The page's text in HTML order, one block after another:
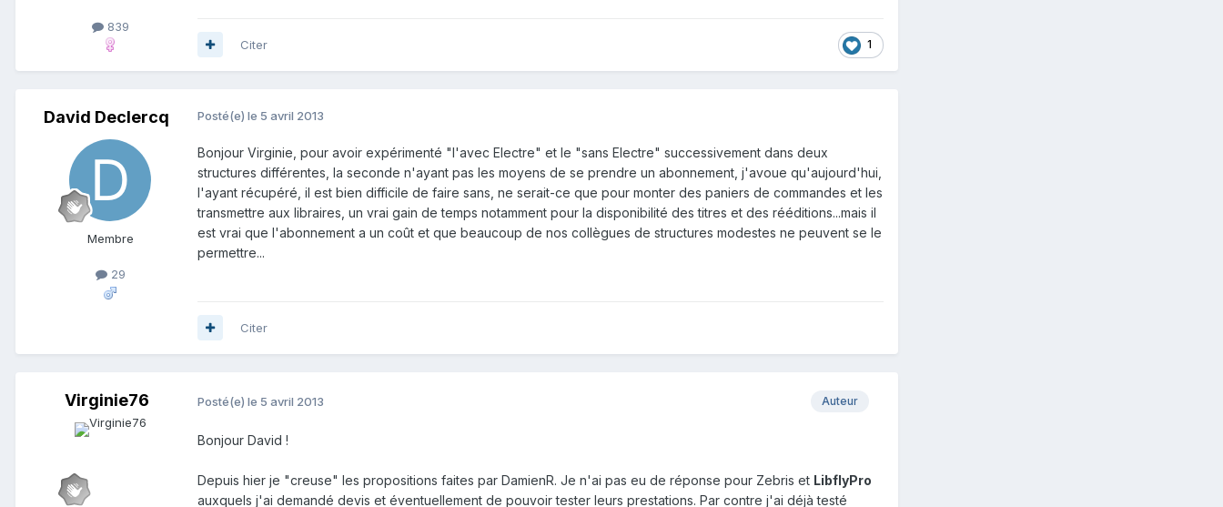
839
1
Citer
David Declercq
Membre
29
Posté(e) le 5 avril 2013
Bonjour Virginie, pour avoir expérimenté "l'avec Electre" et le "sans Electre" successivement dans deux
structures différentes, la seconde n'ayant pas les moyens de se prendre un abonnement, j'avoue qu'aujourd'hui,
l'ayant récupéré, il est bien difficile de faire sans, ne serait-ce que pour monter des paniers de commandes et les
transmettre aux libraires, un vrai gain de temps notamment pour la disponibilité des titres et des rééditions...mais il
est vrai que l'abonnement a un coût et que beaucoup de nos collègues de structures modestes ne peuvent se le
permettre...
Citer
Virginie76 Auteur
Posté(e) le 5 avril 2013
Bonjour David !
Depuis hier je "creuse" les propositions faites par DamienR. Je n'ai pas eu de réponse pour Zebris et LibflyPro
auxquels j'ai demandé devis et éventuellement de pouvoir tester leurs prestations. Par contre j'ai déjà testé